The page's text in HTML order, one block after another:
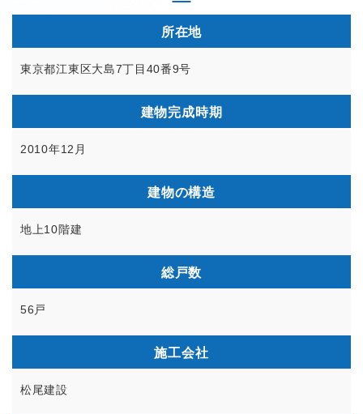
所在地
東京都江東区大島7丁目40番9号
建物完成時期
2010年12月
建物の構造
地上10階建
総戸数
56戸
施工会社
松尾建設